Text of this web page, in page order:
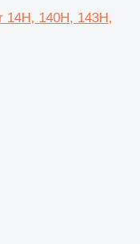
14H, 140H, 143H,